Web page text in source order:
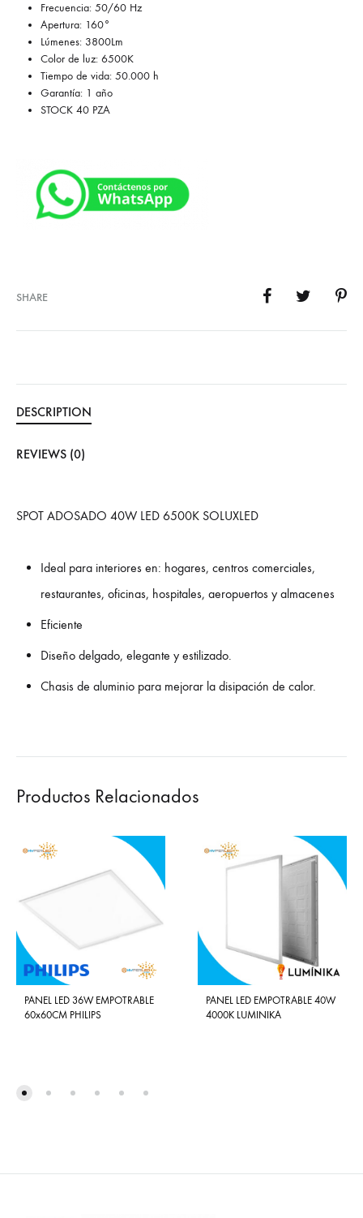
Frecuencia: 50/60 Hz
Apertura: 160°
Lúmenes: 3800Lm
Color de luz: 6500K
Tiempo de vida: 50.000 h
Garantía: 1 año
STOCK 40 PZA
SHARE
DESCRIPTION
REVIEWS (0)
SPOT ADOSADO 40W LED 6500K SOLUXLED
Ideal para interiores en: hogares, centros comerciales,
restaurantes, oficinas, hospitales, aeropuertos y almacenes
Eficiente
Diseño delgado, elegante y estilizado.
Chasis de aluminio para mejorar la disipación de calor.
Productos Relacionados
PANEL LED 36W EMPOTRABLE
60x60CM PHILIPS
PANEL LED EMPOTRABLE 40W
4000K LUMINIKA